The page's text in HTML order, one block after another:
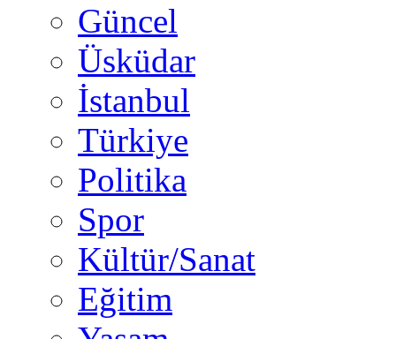
Güncel
Üsküdar
İstanbul
Türkiye
Politika
Spor
Kültür/Sanat
Eğitim